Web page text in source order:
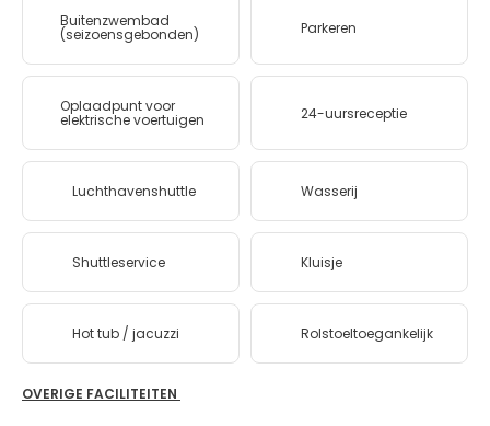
Buitenzwembad
(seizoensgebonden) Parkeren
Oplaadpunt voor
elektrische voertuigen 24-uursreceptie
Luchthavenshuttle Wasserij
Shuttleservice Kluisje
Hot tub / jacuzzi Rolstoeltoegankelijk
OVERIGE FACILITEITEN